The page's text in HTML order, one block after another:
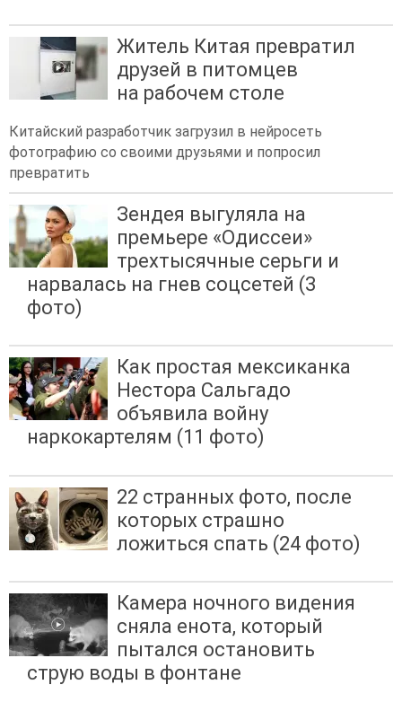
Житель Китая превратил
друзей в питомцев
на рабочем столе
Китайский разработчик загрузил в нейросеть
фотографию со своими друзьями и попросил
превратить
Зендея выгуляла на
премьере «Одиссеи»
трехтысячные серьги и
нарвалась на гнев соцсетей (3
фото)
Как простая мексиканка
Нестора Сальгадо
объявила войну
наркокартелям (11 фото)
22 странных фото, после
которых страшно
ложиться спать (24 фото)
Камера ночного видения
сняла енота, который
пытался остановить
струю воды в фонтане